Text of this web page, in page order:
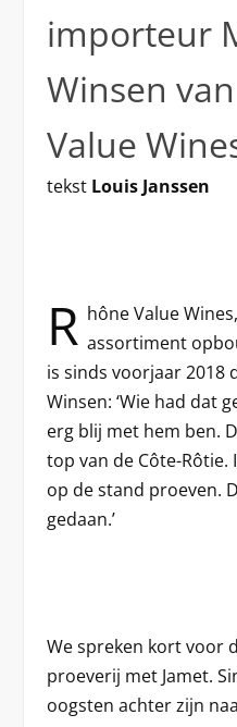
importeur
Winsen
Value
tekst Louis Janssen
R hône Value
assortiment
is sinds voorjaar 2018
Winsen: ‘Wie had dat
erg blij met hem ben.
top van de Côte-Rôtie.
op de stand proeven.
gedaan.’
We spreken kort voor
proeverij met Jamet.
oogsten achter zijn